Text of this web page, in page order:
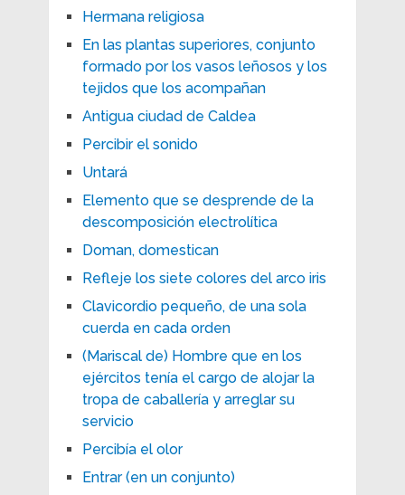
Hermana religiosa
En las plantas superiores, conjunto
formado por los vasos leñosos y los
tejidos que los acompañan
Antigua ciudad de Caldea
Percibir el sonido
Untará
Elemento que se desprende de la
descomposición electrolítica
Doman, domestican
Refleje los siete colores del arco iris
Clavicordio pequeño, de una sola
cuerda en cada orden
(Mariscal de) Hombre que en los
ejércitos tenía el cargo de alojar la
tropa de caballería y arreglar su
servicio
Percibía el olor
Entrar (en un conjunto)